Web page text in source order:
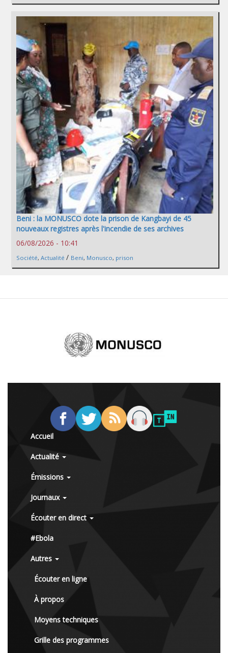
Beni : la MONUSCO dote la prison de Kangbayi de 45
nouveaux registres après l'incendie de ses archives
06/08/2026 - 10:41
Société, Actualité / Beni, Monusco, prison
Accueil
Actualité
Émissions
Journaux
Écouter en direct
#Ebola
Autres
Écouter en ligne
À propos
Moyens techniques
Grille des programmes